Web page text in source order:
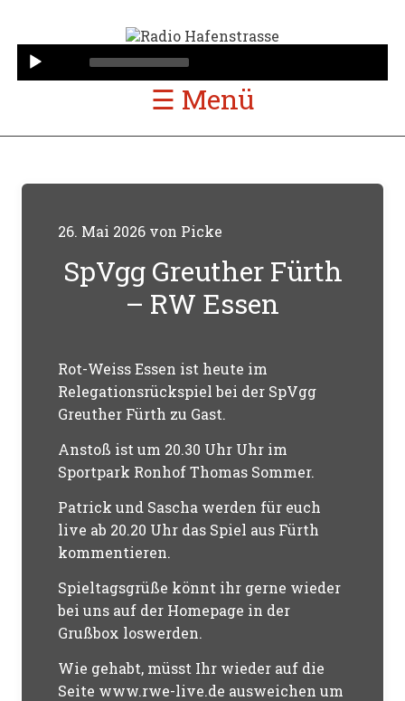
Audio
Player
☰ Menü
26. Mai 2026 von Picke
SpVgg Greuther Fürth
– RW Essen
Rot-Weiss Essen ist heute im
Relegationsrückspiel bei der SpVgg
Greuther Fürth zu Gast.
Anstoß ist um 20.30 Uhr Uhr im
Sportpark Ronhof Thomas Sommer.
Patrick und Sascha werden für euch
live ab 20.20 Uhr das Spiel aus Fürth
kommentieren.
Spieltagsgrüße könnt ihr gerne wieder
bei uns auf der Homepage in der
Grußbox loswerden.
Wie gehabt, müsst Ihr wieder auf die
Seite www.rwe-live.de ausweichen um